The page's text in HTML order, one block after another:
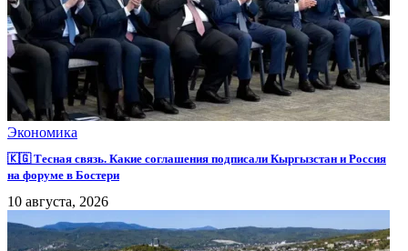
Экономика
🇰🇬 Тесная связь. Какие соглашения подписали Кыргызстан и Россия
на форуме в Бостери
10 августа, 2026